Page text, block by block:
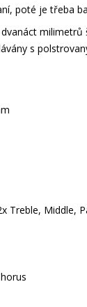
poté je třeba
s
Treble, Middle,